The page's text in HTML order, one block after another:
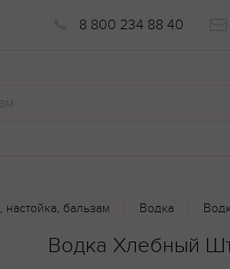
8 800 234 88 40
настойка, бальзам Водка
Водка Хлебный